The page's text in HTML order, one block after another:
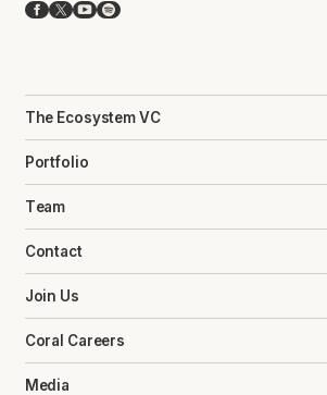
Facebook
X YouTube
Spotify
The Ecosystem VC
Portfolio
Team
Contact
Join Us
Coral Careers
Media